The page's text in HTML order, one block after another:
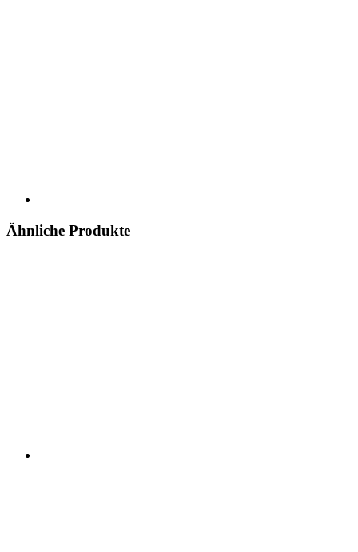
Ähnliche Produkte